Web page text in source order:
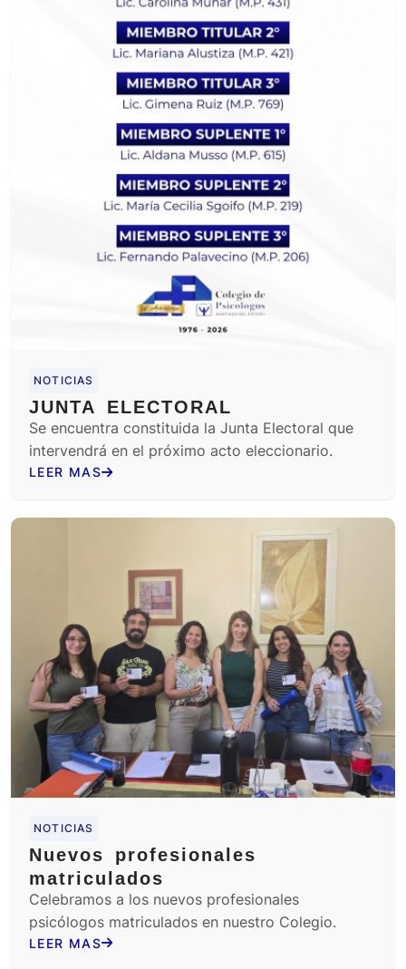
NOTICIAS
JUNTA ELECTORAL
Se encuentra constituida la Junta Electoral que
intervendrá en el próximo acto eleccionario.
LEER MAS
NOTICIAS
Nuevos profesionales
matriculados
Celebramos a los nuevos profesionales
psicólogos matriculados en nuestro Colegio.
LEER MAS